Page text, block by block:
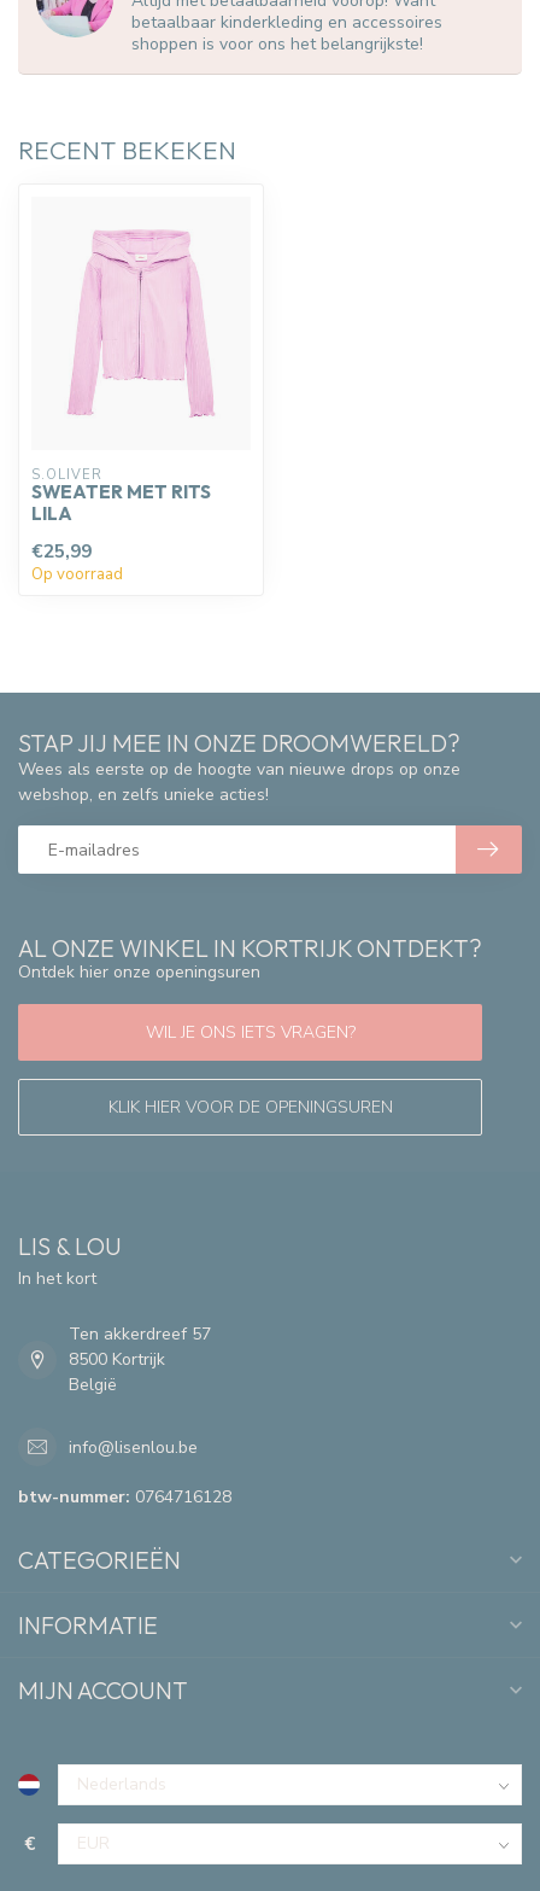
betaalbaar kinderkleding en accessoires
shoppen is voor ons het belangrijkste!
RECENT BEKEKEN
S.OLIVER
SWEATER MET RITS
LILA
€25,99
Op voorraad
AL ONZE WINKEL IN KORTRIJK ONTDEKT?
Ontdek hier onze openingsuren
WIL JE ONS IETS VRAGEN?
KLIK HIER VOOR DE OPENINGSUREN
STAP JIJ MEE IN ONZE DROOMWERELD?
Wees als eerste op de hoogte van nieuwe drops op onze
webshop, en zelfs unieke acties!
LIS & LOU
In het kort
Ten akkerdreef 57
8500 Kortrijk
België
info@lisenlou.be
btw-nummer: 0764716128
CATEGORIEËN
INFORMATIE
MIJN ACCOUNT
€